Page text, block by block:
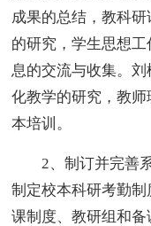
成果的总结，教科
的研究，学生思想
息的交流与收集。
化教学的研究，教
本培训。
2、制订并完善
制定校本科研考勤
课制度、教研组和